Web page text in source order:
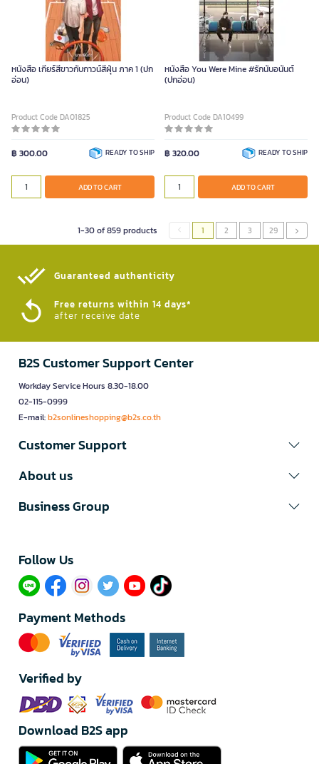
หนังสือ เกียร์สีขาวกับกาวน์สีฝุ่น ภาค 1 (ปก
อ่อน)
Product Code DA01825
฿ 300.00 READY TO SHIP
ADD TO CART
หนังสือ You Were Mine #รักนับอนันต์
(ปกอ่อน)
Product Code DA10499
฿ 320.00 READY TO SHIP
ADD TO CART
1-30 of 859 products 1 2 3 29
Guaranteed authenticity​
Free returns within 14 days*
after receive date
B2S Customer Support Center
Workday Service Hours 8.30-18.00
02-115-0999
E-mail:b2sonlineshopping@b2s.co.th
Customer Support
About us
Business Group
Follow Us​
Payment Methods
Verified by
Download B2S app